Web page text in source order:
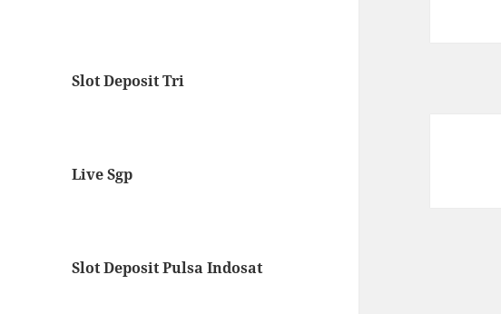
Slot Deposit Tri
Live Sgp
Slot Deposit Pulsa Indosat